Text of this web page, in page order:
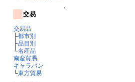
↑
交易
交易品
├都市別
├品目別
└名産品
南蛮貿易
キャラバン
└東方貿易